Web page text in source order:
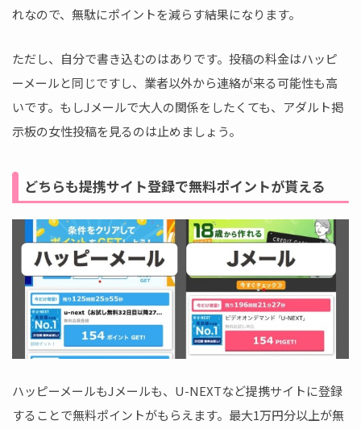
れなので、無駄にポイントを減らす結果になります。
ただし、自分で書き込むのはありです。投稿の料金はハッピ
ーメールと同じですし、業者以外から連絡が来る可能性も高
いです。もしJメールで大人の関係をしたくても、アダルト掲
示板の女性投稿を見るのは止めましょう。
どちらも提携サイト登録で無料ポイントが貰える
ハッピーメールもJメールも、U-NEXTなど提携サイトに登録
することで無料ポイントがもらえます。最大1万円分以上が無